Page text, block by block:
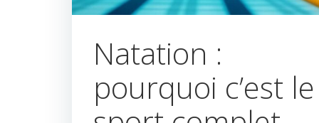
Natation :
pourquoi c’est le